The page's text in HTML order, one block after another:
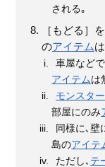
される｡
［もどる］
のアイテム
車屋など
アイテムは
モンスター
部屋にのみ
同様に､壁
島のアイテ
ただし､ テ